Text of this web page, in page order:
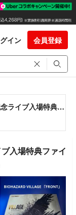
イン 会員登録
ストリートファイター35周年記念ライブ入場特典ファイル2枚+フライヤーセット
入場特典ファイ